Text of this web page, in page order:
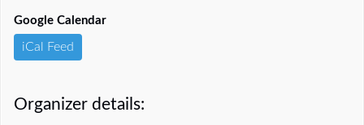
Google Calendar
iCal Feed
Organizer details: